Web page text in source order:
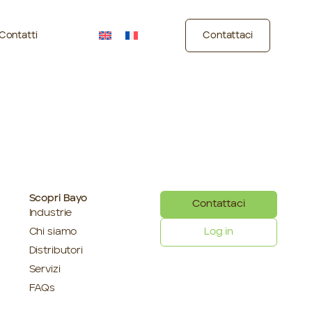
Contattaci
Scopri Bayo
Industrie
Chi siamo
Distributori
Servizi
FAQs
Contattaci
Log in